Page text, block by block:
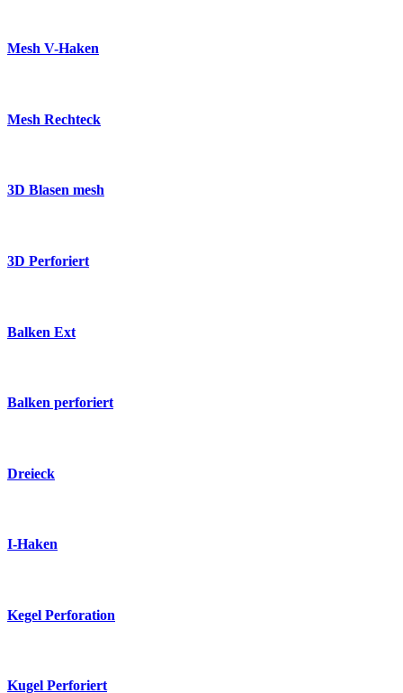
Mesh V-Haken
Mesh Rechteck
3D Blasen mesh
3D Perforiert
Balken Ext
Balken perforiert
Dreieck
I-Haken
Kegel Perforation
Kugel Perforiert